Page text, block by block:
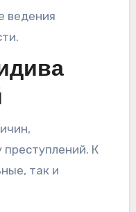
ведения
К
так и